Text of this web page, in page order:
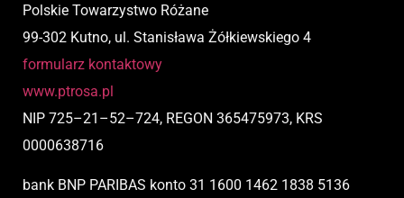
Polskie Towarzystwo Różane
99-302 Kutno, ul. Stanisława Żółkiewskiego 4
formularz kontaktowy
www.ptrosa.pl
NIP 725–21 –52–724, REGON 365475973, KRS
0000638716
bank BNP PARIBAS konto 31 1600 1462 1838 5136